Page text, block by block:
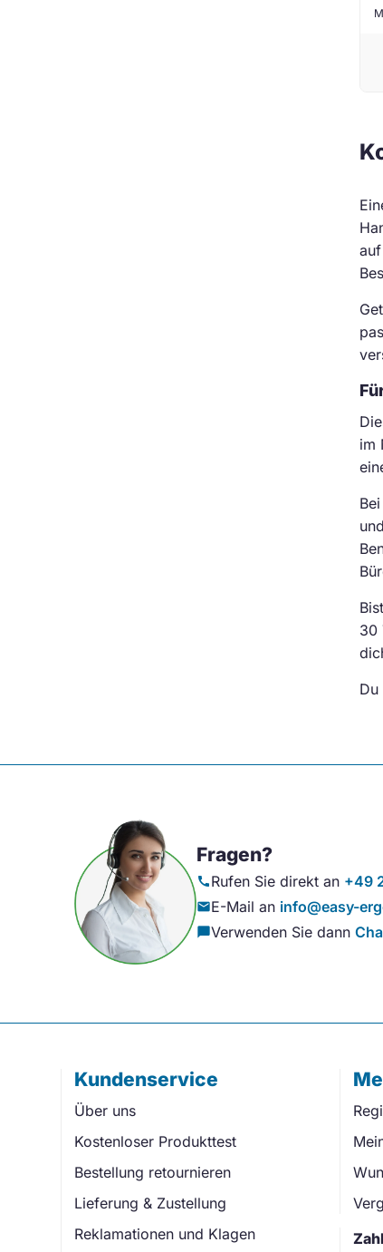
im
30
Du
Fragen?
callRufen Sie direkt an +49
mailE-Mail an info@easy-
chat_bubbleVerwenden Sie dann
Kundenservice
Über uns
Kostenloser Produkttest
Bestellung retournieren
Lieferung & Zustellung
Reklamationen und Klagen